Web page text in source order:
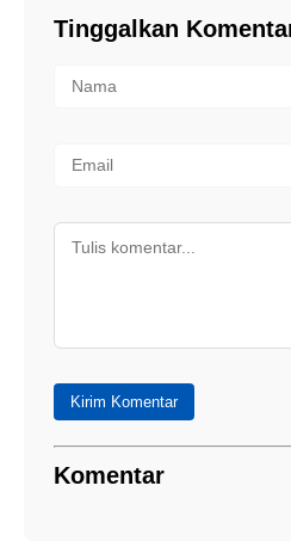
Tinggalkan
Kirim Komentar
Komentar